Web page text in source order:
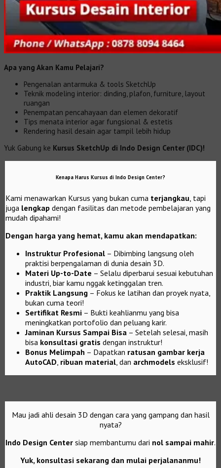
Apa yang Akan Kamu Pelajari?
Pengenalan antarmuka & tools SketchUp
Teknik modeling interior: dinding, plafon, furniture, layout
ruangan
Penempatan pencahayaan dan elemen dekoratif
Tips menata interior agar fungsional & estetis
Rendering hasil desain agar tampil lebih hidup
Yuk Gabung ke Kursus SketchUp di Indo Design Center (IDC)!
Kenapa Harus Kursus di Indo Design Center?
Kami menawarkan Kursus yang bukan cuma terjangkau , tapi
juga lengkap dengan fasilitas dan metode pembelajaran yang
mudah dipahami!
Dengan harga yang hemat, kamu akan mendapatkan:
Instruktur Profesional – Dibimbing langsung oleh
praktisi berpengalaman di dunia desain 3D.
Materi Up-to-Date – Selalu diperbarui sesuai kebutuhan
industri, biar kamu nggak ketinggalan tren.
Praktik Langsung – Fokus ke latihan dan proyek nyata,
bukan cuma teori!
Sertifikat Resmi – Bukti keahlianmu yang bisa
meningkatkan portofolio dan peluang karir.
Jaminan Kursus Sampai Bisa – Setelah selesai, masih
bisa konsultasi gratis dengan instruktur!
Bonus Melimpah – Dapatkan ratusan gambar kerja
AutoCAD ribuan material , dan archmodels eksklusif!
Mau jadi ahli desain 3D dengan cara yang gampang dan hasil
nyata?
Indo Design Center siap membantumu dari nol sampai mahir.
Yuk, konsultasi sekarang dan mulai perjalananmu!